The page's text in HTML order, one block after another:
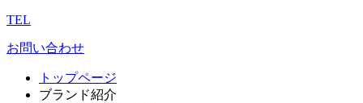
TEL
お問い合わせ
トップページ
ブランド紹介